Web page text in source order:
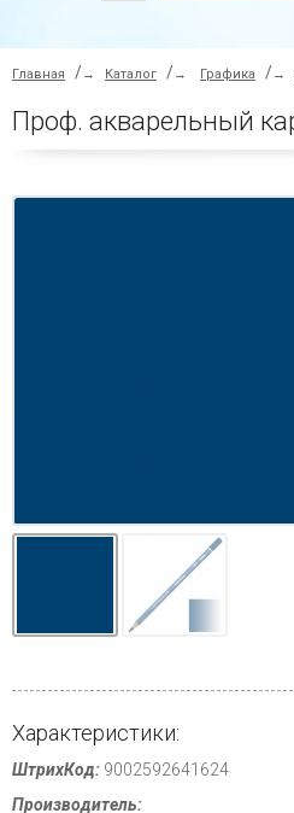
Главная → Каталог → Графика →
Характеристики:
ШтрихКод: 9002592641624
Производитель: